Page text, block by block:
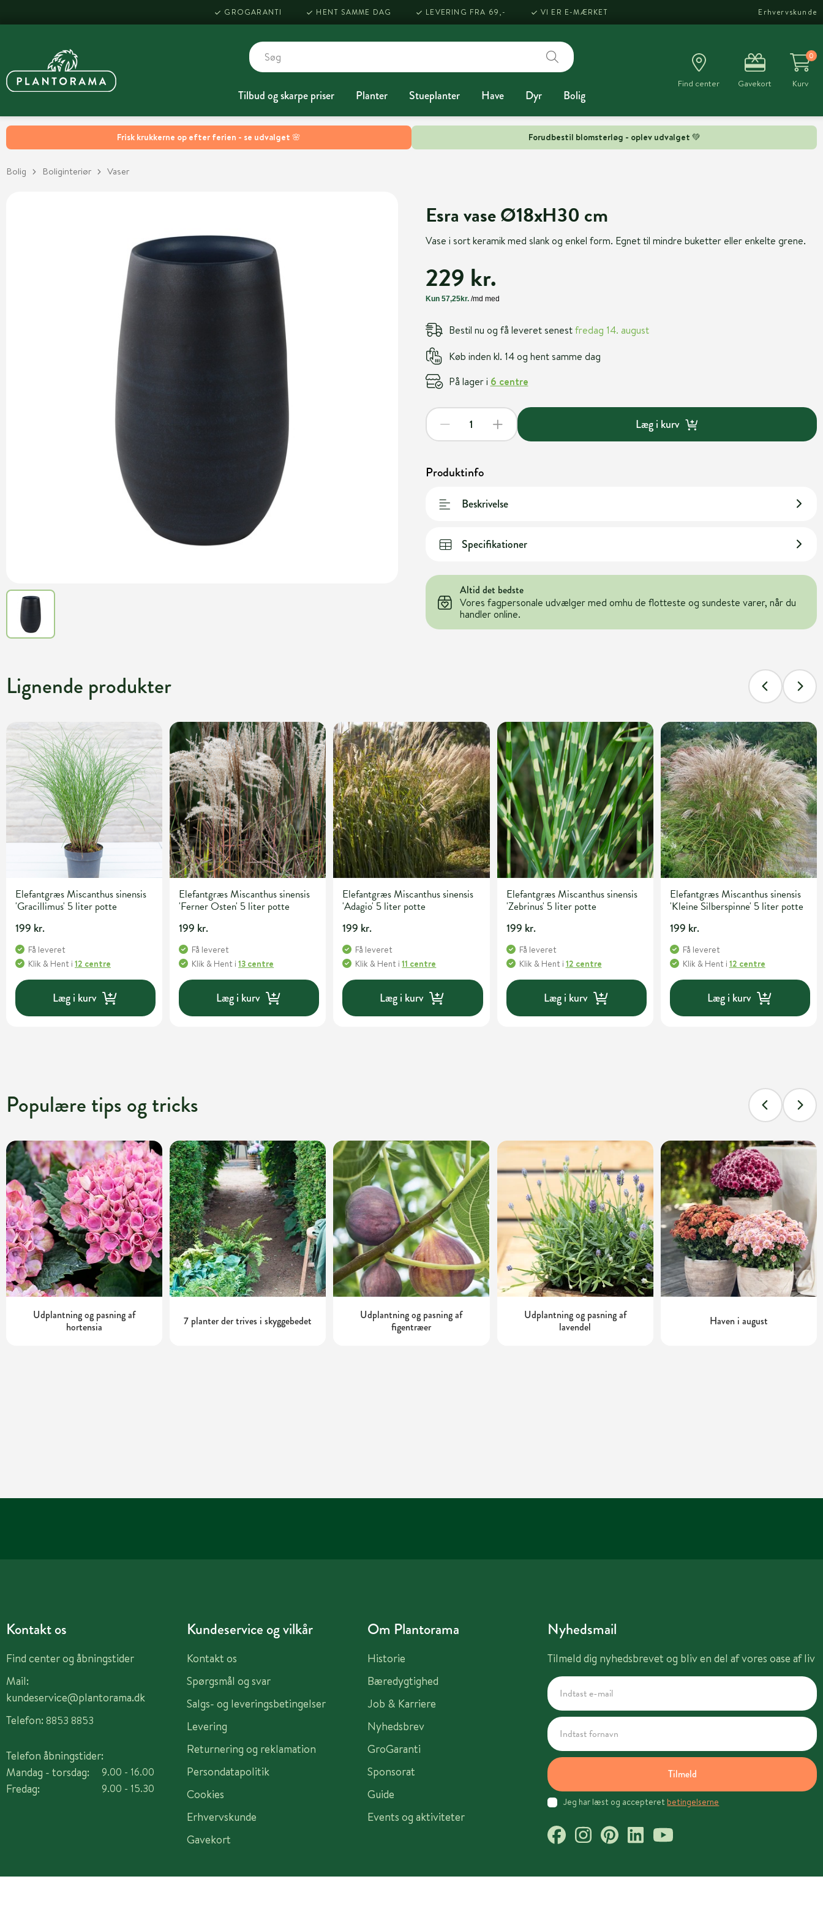
Frisk krukkerne op efter ferien - se udvalget 🌸 Forudbestil blomsterløg - oplev udvalget 💚
GROGARANTI HENT SAMME DAG LEVERING FRA 69,- VI ER E-MÆRKET Erhvervskunde
Tilbud og skarpe priser Planter Stueplanter Have Dyr Bolig
Find center Gavekort
0
Kurv
Bolig Boliginteriør Vaser
Esra vase Ø18xH30 cm
Vase i sort keramik med slank og enkel form. Egnet til mindre buketter eller enkelte grene.
229 kr.
Bestil nu og få leveret senestfredag 14. august
Køb inden kl. 14 og hent samme dag
På lager i 6 centre
Læg i kurv
Produktinfo
Beskrivelse
Specifikationer
Altid det bedste
Vores fagpersonale udvælger med omhu de flotteste og sundeste varer, når du
handler online.
Lignende produkter
Elefantgræs Miscanthus sinensis
'Gracillimus' 5 liter potte
199 kr.
Få leveret
Klik & Hent i 12 centre
Læg i kurv
Elefantgræs Miscanthus sinensis
'Ferner Osten' 5 liter potte
199 kr.
Få leveret
Klik & Hent i13 centre
Læg i kurv
Elefantgræs Miscanthus sinensis
'Adagio' 5 liter potte
199 kr.
Få leveret
Klik & Hent i11 centre
Læg i kurv
Elefantgræs Miscanthus sinensis
'Zebrinus' 5 liter potte
199 kr.
Få leveret
Klik & Hent i 12 centre
Læg i kurv
Elefantgræs Miscanthus sinensis
'Kleine Silberspinne' 5 liter potte
199 kr.
Få leveret
Klik & Hent i 12 centre
Læg i kurv
Populære tips og tricks
Udplantning og pasning af
hortensia
7 planter der trives i skyggebedet
Udplantning og pasning af
figentræer
Udplantning og pasning af
lavendel
Haven i august
Kontakt os
Find center og åbningstider
Mail:
kundeservice@plantorama.dk
Telefon: 8853 8853
Telefon åbningstider:
Mandag - torsdag:
Fredag:
9.00 - 16.00
9.00 - 15.30
Kundeservice og vilkår
Kontakt os
Spørgsmål og svar
Salgs- og leveringsbetingelser
Levering
Returnering og reklamation
Persondatapolitik
Cookies
Erhvervskunde
Gavekort
Om Plantorama
Historie
Bæredygtighed
Job & Karriere
Nyhedsbrev
GroGaranti
Sponsorat
Guide
Events og aktiviteter
Nyhedsmail
Tilmeld dig nyhedsbrevet og bliv en del af vores oase af liv
Tilmeld
Jeg har læst og accepteret betingelserne